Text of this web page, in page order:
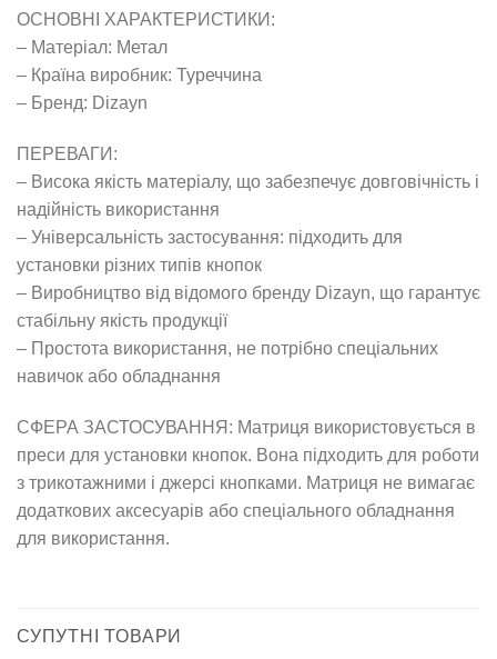
ОСНОВНІ ХАРАКТЕРИСТИКИ:
– Матеріал: Метал
– Країна виробник: Туреччина
– Бренд: Dizayn
ПЕРЕВАГИ:
– Висока якість матеріалу, що забезпечує довговічність і
надійність використання
– Універсальність застосування: підходить для
установки різних типів кнопок
– Виробництво від відомого бренду Dizayn, що гарантує
стабільну якість продукції
– Простота використання, не потрібно спеціальних
навичок або обладнання
СФЕРА ЗАСТОСУВАННЯ: Матриця використовується в
преси для установки кнопок. Вона підходить для роботи
з трикотажними і джерсі кнопками. Матриця не вимагає
додаткових аксесуарів або спеціального обладнання
для використання.
СУПУТНІ ТОВАРИ